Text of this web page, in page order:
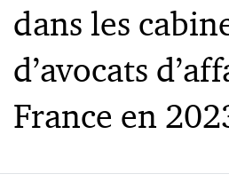
dans les
d’avocats
France en